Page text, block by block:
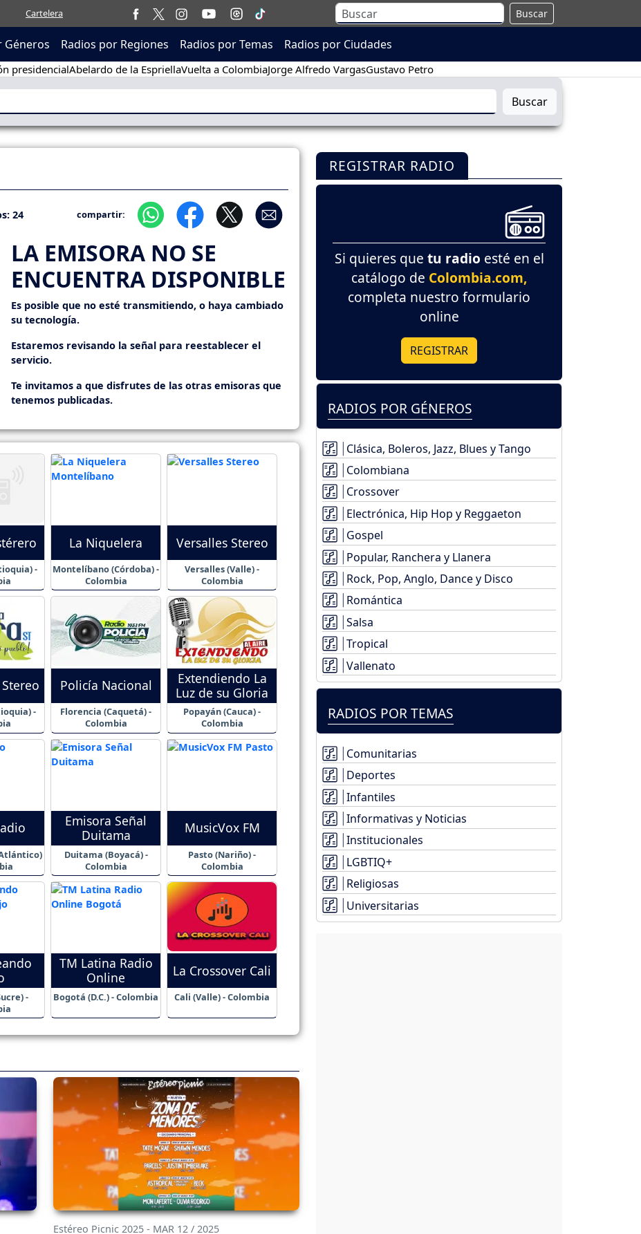
Cartelera Buscar
Géneros Radios por Regiones Radios por Temas Radios por Ciudades
presidencialAbelardo de la EspriellaVuelta a ColombiaJorge Alfredo VargasGustavo Petro
Buscar
24 compartir:
LA EMISORA NO SE
ENCUENTRA DISPONIBLE
Es posible que no esté transmitiendo, o haya cambiado
su tecnología.
Estaremos revisando la señal para reestablecer el
servicio.
Te invitamos a que disfrutes de las otras emisoras que
tenemos publicadas.
-
La Niquelera
Montelíbano (Córdoba) -
Colombia
Versalles Stereo
Versalles (Valle) -
Colombia
-
Policía Nacional
Florencia (Caquetá) -
Colombia
Extendiendo La
Luz de su Gloria
Popayán (Cauca) -
Colombia
Emisora Señal
Duitama
Duitama (Boyacá) -
Colombia
MusicVox FM
Pasto (Nariño) -
Colombia
-
TM Latina Radio
Online
Bogotá (D.C.) - Colombia
La Crossover Cali
Cali (Valle) - Colombia
Estéreo Picnic 2025 - MAR 12 / 2025
REGISTRAR RADIO
Si quieres que tu radio esté en el
catálogo de Colombia.com,
completa nuestro formulario
online
REGISTRAR
RADIOS POR GÉNEROS
Clásica, Boleros, Jazz, Blues y Tango
Colombiana
Crossover
Electrónica, Hip Hop y Reggaeton
Gospel
Popular, Ranchera y Llanera
Rock, Pop, Anglo, Dance y Disco
Romántica
Salsa
Tropical
Vallenato
RADIOS POR TEMAS
Comunitarias
Deportes
Infantiles
Informativas y Noticias
Institucionales
LGBTIQ+
Religiosas
Universitarias